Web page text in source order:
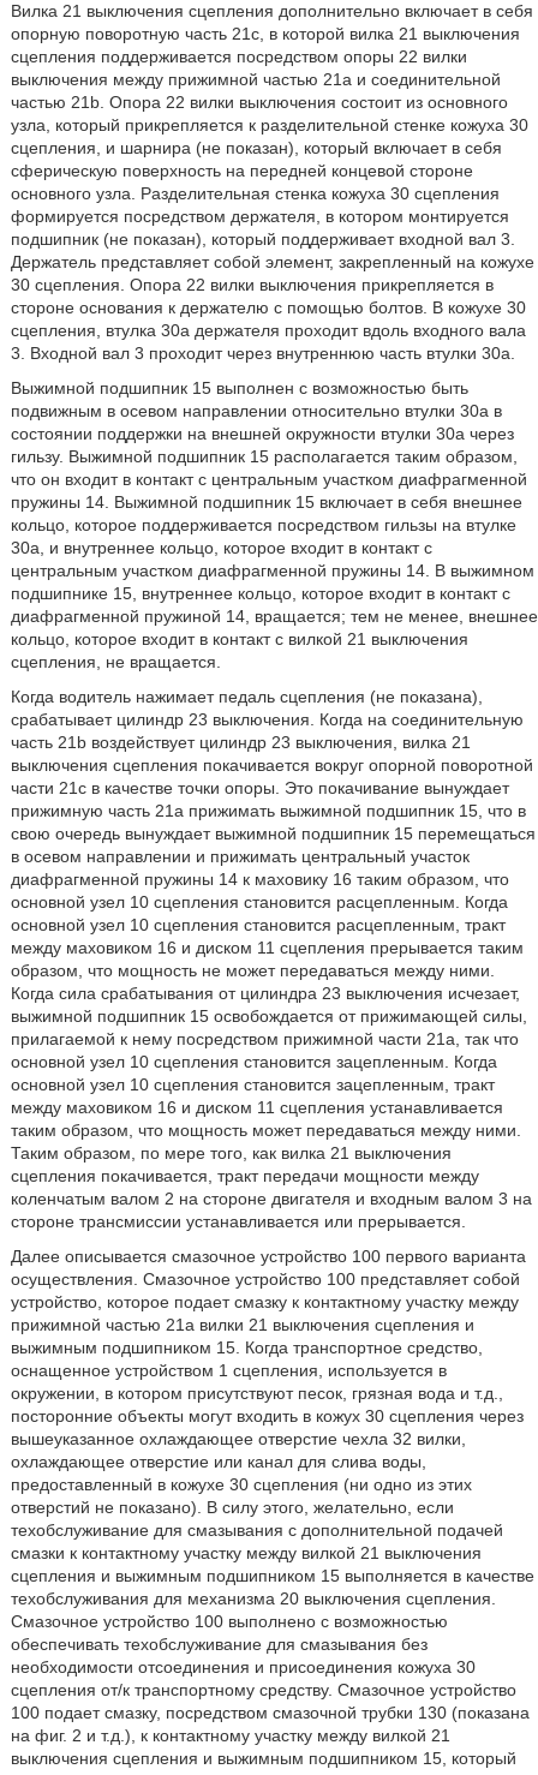
Вилка 21 выключения сцепления дополнительно включает в себя
опорную поворотную часть 21c, в которой вилка 21 выключения
сцепления поддерживается посредством опоры 22 вилки
выключения между прижимной частью 21a и соединительной
частью 21b. Опора 22 вилки выключения состоит из основного
узла, который прикрепляется к разделительной стенке кожуха 30
сцепления, и шарнира (не показан), который включает в себя
сферическую поверхность на передней концевой стороне
основного узла. Разделительная стенка кожуха 30 сцепления
формируется посредством держателя, в котором монтируется
подшипник (не показан), который поддерживает входной вал 3.
Держатель представляет собой элемент, закрепленный на кожухе
30 сцепления. Опора 22 вилки выключения прикрепляется в
стороне основания к держателю с помощью болтов. В кожухе 30
сцепления, втулка 30a держателя проходит вдоль входного вала
3. Входной вал 3 проходит через внутреннюю часть втулки 30a.
Выжимной подшипник 15 выполнен с возможностью быть
подвижным в осевом направлении относительно втулки 30a в
состоянии поддержки на внешней окружности втулки 30a через
гильзу. Выжимной подшипник 15 располагается таким образом,
что он входит в контакт с центральным участком диафрагменной
пружины 14. Выжимной подшипник 15 включает в себя внешнее
кольцо, которое поддерживается посредством гильзы на втулке
30a, и внутреннее кольцо, которое входит в контакт с
центральным участком диафрагменной пружины 14. В выжимном
подшипнике 15, внутреннее кольцо, которое входит в контакт с
диафрагменной пружиной 14, вращается; тем не менее, внешнее
кольцо, которое входит в контакт с вилкой 21 выключения
сцепления, не вращается.
Когда водитель нажимает педаль сцепления (не показана),
срабатывает цилиндр 23 выключения. Когда на соединительную
часть 21b воздействует цилиндр 23 выключения, вилка 21
выключения сцепления покачивается вокруг опорной поворотной
части 21c в качестве точки опоры. Это покачивание вынуждает
прижимную часть 21a прижимать выжимной подшипник 15, что в
свою очередь вынуждает выжимной подшипник 15 перемещаться
в осевом направлении и прижимать центральный участок
диафрагменной пружины 14 к маховику 16 таким образом, что
основной узел 10 сцепления становится расцепленным. Когда
основной узел 10 сцепления становится расцепленным, тракт
между маховиком 16 и диском 11 сцепления прерывается таким
образом, что мощность не может передаваться между ними.
Когда сила срабатывания от цилиндра 23 выключения исчезает,
выжимной подшипник 15 освобождается от прижимающей силы,
прилагаемой к нему посредством прижимной части 21a, так что
основной узел 10 сцепления становится зацепленным. Когда
основной узел 10 сцепления становится зацепленным, тракт
между маховиком 16 и диском 11 сцепления устанавливается
таким образом, что мощность может передаваться между ними.
Таким образом, по мере того, как вилка 21 выключения
сцепления покачивается, тракт передачи мощности между
коленчатым валом 2 на стороне двигателя и входным валом 3 на
стороне трансмиссии устанавливается или прерывается.
Далее описывается смазочное устройство 100 первого варианта
осуществления. Смазочное устройство 100 представляет собой
устройство, которое подает смазку к контактному участку между
прижимной частью 21a вилки 21 выключения сцепления и
выжимным подшипником 15. Когда транспортное средство,
оснащенное устройством 1 сцепления, используется в
окружении, в котором присутствуют песок, грязная вода и т.д.,
посторонние объекты могут входить в кожух 30 сцепления через
вышеуказанное охлаждающее отверстие чехла 32 вилки,
охлаждающее отверстие или канал для слива воды,
предоставленный в кожухе 30 сцепления (ни одно из этих
отверстий не показано). В силу этого, желательно, если
техобслуживание для смазывания с дополнительной подачей
смазки к контактному участку между вилкой 21 выключения
сцепления и выжимным подшипником 15 выполняется в качестве
техобслуживания для механизма 20 выключения сцепления.
Смазочное устройство 100 выполнено с возможностью
обеспечивать техобслуживание для смазывания без
необходимости отсоединения и присоединения кожуха 30
сцепления от/к транспортному средству. Смазочное устройство
100 подает смазку, посредством смазочной трубки 130 (показана
на фиг. 2 и т.д.), к контактному участку между вилкой 21
выключения сцепления и выжимным подшипником 15, который